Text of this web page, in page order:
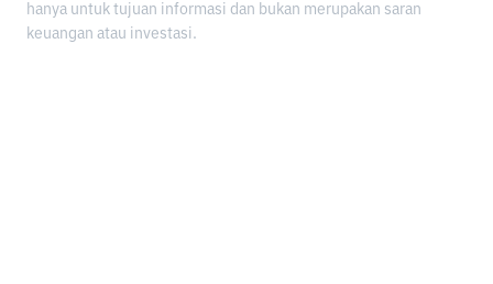
hanya untuk tujuan informasi dan bukan merupakan saran
keuangan atau investasi.